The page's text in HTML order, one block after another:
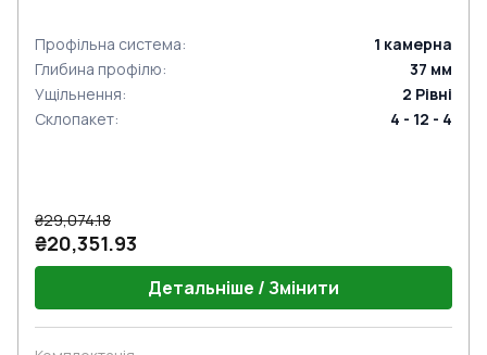
Профільна система: 1 камерна
Глибина профілю: 37 мм
Ущільнення: 2 Рівні
Склопакет: 4 - 12 - 4
₴29,074.18
₴20,351.93
Детальніше / Змінити